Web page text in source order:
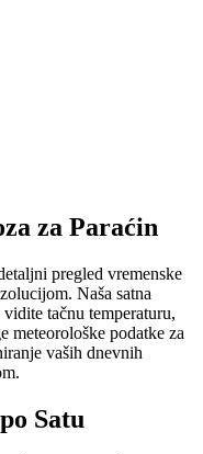
za Paraćin
pregled vremenske
Naša satna
tačnu temperaturu,
meteorološke podatke za
vaših dnevnih
Satu